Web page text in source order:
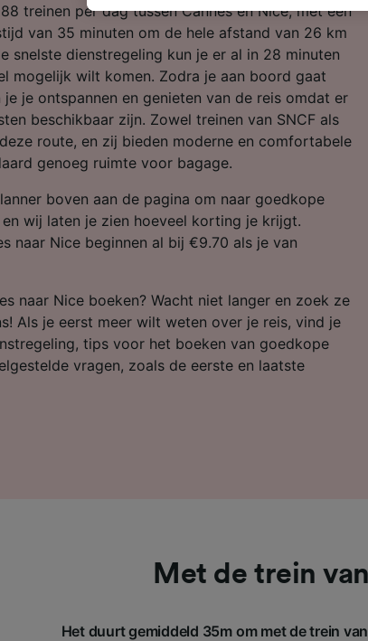
treinen per dag tussen Cannes en Nice, met een
van 35 minuten om de hele afstand van 26 km
snelste dienstregeling kun je er al in 28 minuten
mogelijk wilt komen. Zodra je aan boord gaat
je ontspannen en genieten van de reis omdat er
beschikbaar zijn. Zowel treinen van SNCF als
route, en zij bieden moderne en comfortabele
genoeg ruimte voor bagage.
boven aan de pagina om naar goedkope
wij laten je zien hoeveel korting je krijgt.
naar Nice beginnen al bij €9.70 als je van
naar Nice boeken? Wacht niet langer en zoek ze
Als je eerst meer wilt weten over je reis, vind je
tips voor het boeken van goedkope
vragen, zoals de eerste en laatste
Met de trein
Het duurt gemiddeld 35m om met de trein
elk moment wijzigen op de pagina
keuzes worden aan onze partners
op browsegegevens. Je
je ons hebt gevraagd om je niet te
Wij en onze partners verwerken
Precieze geolocatiegegevens
scannen ter identificatie.
openen. Gepersonaliseerde
contentmetingen,
Partnerlijst (derden)